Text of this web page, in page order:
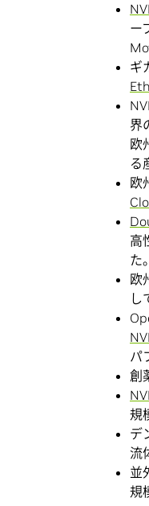
ー
ギ
界
欧
る
欧
高
た。
欧
し
パ
創
規
デ
流
並
規